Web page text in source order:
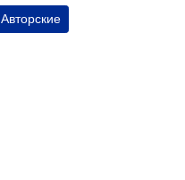
Авторские